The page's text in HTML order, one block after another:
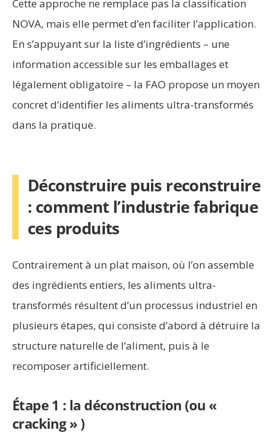
Cette approche ne remplace pas la classification
NOVA, mais elle permet d’en faciliter l’application.
En s’appuyant sur la liste d’ingrédients – une
information accessible sur les emballages et
légalement obligatoire – la FAO propose un moyen
concret d’identifier les aliments ultra-transformés
dans la pratique.
Déconstruire puis reconstruire
: comment l’industrie fabrique
ces produits
Contrairement à un plat maison, où l’on assemble
des ingrédients entiers, les aliments ultra-
transformés résultent d’un processus industriel en
plusieurs étapes, qui consiste d’abord à détruire la
structure naturelle de l’aliment, puis à le
recomposer artificiellement.
Étape 1 : la déconstruction (ou «
cracking » )